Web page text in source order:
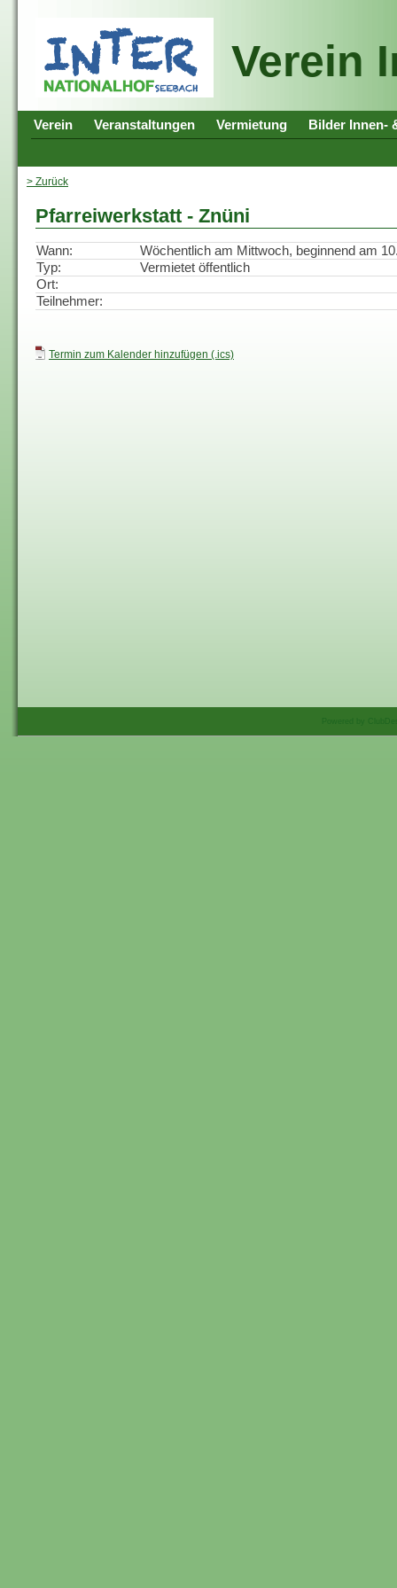
Verein
Verein Veranstaltungen Vermietung Bilder Innen-
> Zurück
Pfarreiwerkstatt - Znüni
Wann:
Wöchentlich am Mittwoch, beginnend am
Typ:
Vermietet öffentlich
Ort:
Teilnehmer:
Termin zum Kalender hinzufügen (.ics)